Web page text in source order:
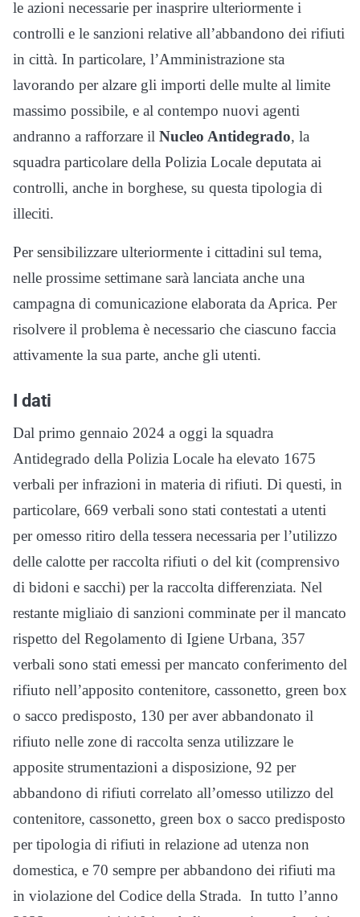
le azioni necessarie per inasprire ulteriormente i
controlli e le sanzioni relative all’abbandono dei rifiuti
in città. In particolare, l’Amministrazione sta
lavorando per alzare gli importi delle multe al limite
massimo possibile, e al contempo nuovi agenti
andranno a rafforzare il Nucleo Antidegrado, la
squadra particolare della Polizia Locale deputata ai
controlli, anche in borghese, su questa tipologia di
illeciti.
Per sensibilizzare ulteriormente i cittadini sul tema,
nelle prossime settimane sarà lanciata anche una
campagna di comunicazione elaborata da Aprica. Per
risolvere il problema è necessario che ciascuno faccia
attivamente la sua parte, anche gli utenti.
I dati
Dal primo gennaio 2024 a oggi la squadra
Antidegrado della Polizia Locale ha elevato 1675
verbali per infrazioni in materia di rifiuti. Di questi, in
particolare, 669 verbali sono stati contestati a utenti
per omesso ritiro della tessera necessaria per l’utilizzo
delle calotte per raccolta rifiuti o del kit (comprensivo
di bidoni e sacchi) per la raccolta differenziata. Nel
restante migliaio di sanzioni comminate per il mancato
rispetto del Regolamento di Igiene Urbana, 357
verbali sono stati emessi per mancato conferimento del
rifiuto nell’apposito contenitore, cassonetto, green box
o sacco predisposto, 130 per aver abbandonato il
rifiuto nelle zone di raccolta senza utilizzare le
apposite strumentazioni a disposizione, 92 per
abbandono di rifiuti correlato all’omesso utilizzo del
contenitore, cassonetto, green box o sacco predisposto
per tipologia di rifiuti in relazione ad utenza non
domestica, e 70 sempre per abbandono dei rifiuti ma
in violazione del Codice della Strada. In tutto l’anno